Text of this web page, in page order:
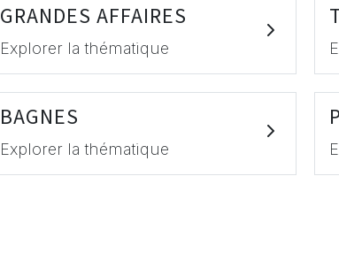
GRANDES AFFAIRES
Explorer la thématique
BAGNES
Explorer la thématique